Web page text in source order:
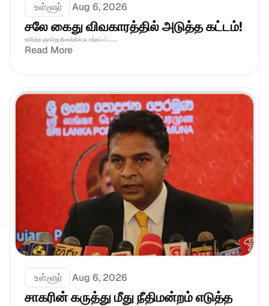
உள்ளூர் Aug 6, 2026
சலே கைது விவகாரத்தில் அடுத்த கட்டம்!
உயிர்த்த ஞாயிறு தினத்தில் நடாத்தப்பட்ட......
Read More
உள்ளூர் Aug 6, 2026
சாகரின் கருத்து மீது நீதிமன்றம் எடுத்த